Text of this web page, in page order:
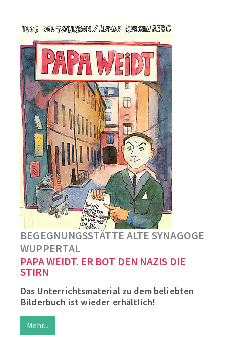
BEGEGNUNGSSTÄTTE ALTE SYNAGOGE
WUPPERTAL
PAPA WEIDT. ER BOT DEN NAZIS DIE
STIRN
Das Unterrichtsmaterial zu dem beliebten
Bilderbuch ist wieder erhältlich!
Mehr...